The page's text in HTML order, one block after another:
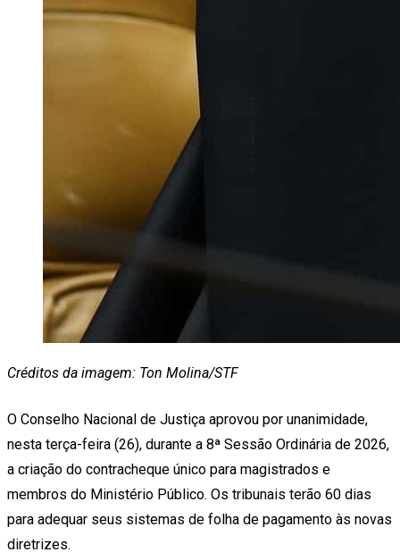
Créditos da imagem: Ton Molina/STF
O Conselho Nacional de Justiça aprovou por unanimidade,
nesta terça-feira (26), durante a 8ª Sessão Ordinária de 2026,
a criação do contracheque único para magistrados e
membros do Ministério Público. Os tribunais terão 60 dias
para adequar seus sistemas de folha de pagamento às novas
diretrizes.